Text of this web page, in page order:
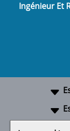
Ingénieur Et